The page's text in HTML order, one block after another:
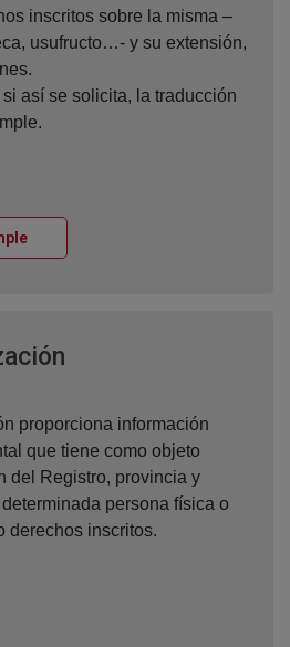
inscritos sobre la misma –
usufructo…- y su extensión,
así se solicita, la traducción
Ventana nueva
proporciona información
que tiene como objeto
del Registro, provincia y
persona física o
derechos inscritos.